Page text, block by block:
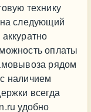
технику
следующий
оплаты
рядом
наличием
всегда
удобно